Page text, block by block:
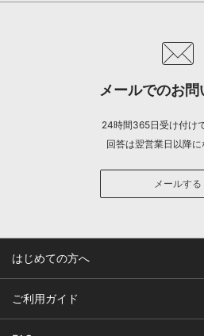
メールでのお
24時間365日受け付け
回答は翌営業日以降に
メールする
はじめての方へ
ご利用ガイド